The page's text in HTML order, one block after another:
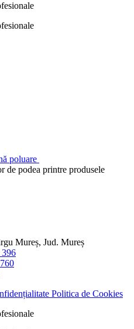
poluare
de podea printre produsele
Mureș, Jud. Mureș
Politica de Cookies